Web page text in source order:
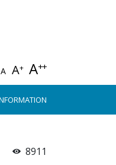
A A+ A++
8911